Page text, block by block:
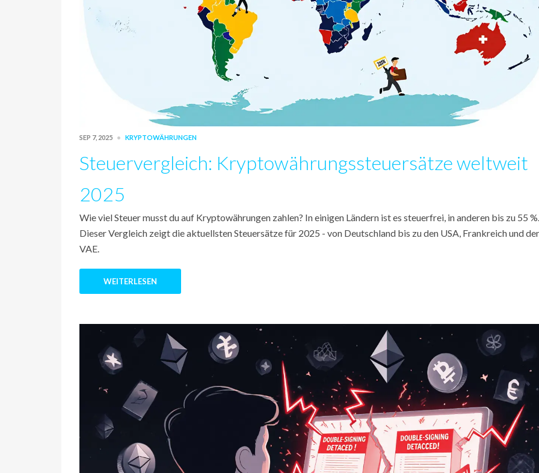
SEP 7, 2025 KRYPTOWÄHRUNGEN
Steuervergleich: Kryptowährungssteuersätze weltweit
2025
Wie viel Steuer musst du auf Kryptowährungen zahlen? In einigen Ländern ist es steuerfrei, in anderen bis zu 55 %.
Dieser Vergleich zeigt die aktuellsten Steuersätze für 2025 - von Deutschland bis zu den USA, Frankreich und
VAE.
WEITERLESEN